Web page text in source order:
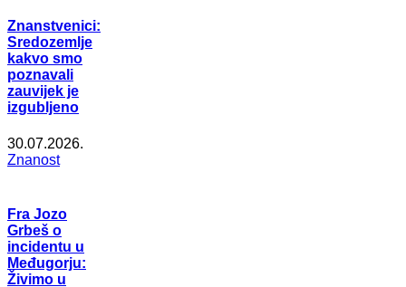
Znanstvenici:
Sredozemlje
kakvo smo
poznavali
zauvijek je
izgubljeno
30.07.2026.
Znanost
Fra Jozo
Grbeš o
incidentu u
Međugorju:
Živimo u